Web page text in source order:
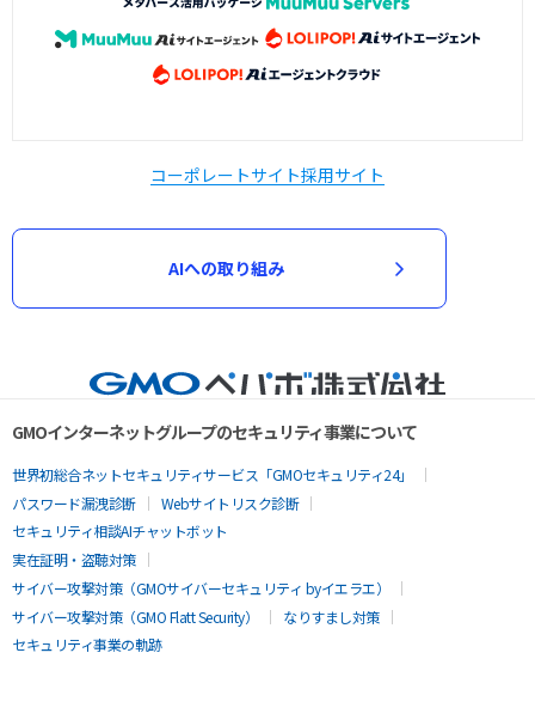
コーポレートサイト採用サイト
AIへの取り組み
GMOインターネットグループのセキュリティ事業について
世界初総合ネットセキュリティサービス「GMOセキュリティ24」
パスワード漏洩診断
Webサイトリスク診断
セキュリティ相談AIチャットボット
実在証明・盗聴対策
サイバー攻撃対策（GMOサイバーセキュリティ byイエラエ）
サイバー攻撃対策（GMO Flatt Security）
なりすまし対策
セキュリティ事業の軌跡